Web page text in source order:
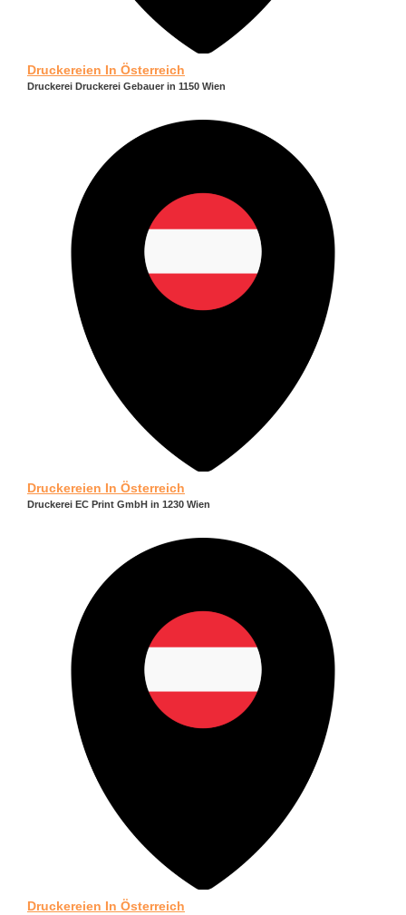
Druckereien In Österreich
Druckerei Druckerei Gebauer in 1150 Wien
Druckereien In Österreich
Druckerei EC Print GmbH in 1230 Wien
Druckereien In Österreich